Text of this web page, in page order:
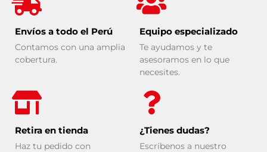
Envíos a todo el Perú
Contamos con una amplia
cobertura.
Equipo especializado
Te ayudamos y te
asesoramos en lo que
necesites.
Retira en tienda
Haz tu pedido con
¿Tienes dudas?
Escríbenos a nuestro